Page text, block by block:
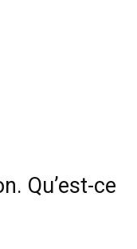
Qu’est-ce